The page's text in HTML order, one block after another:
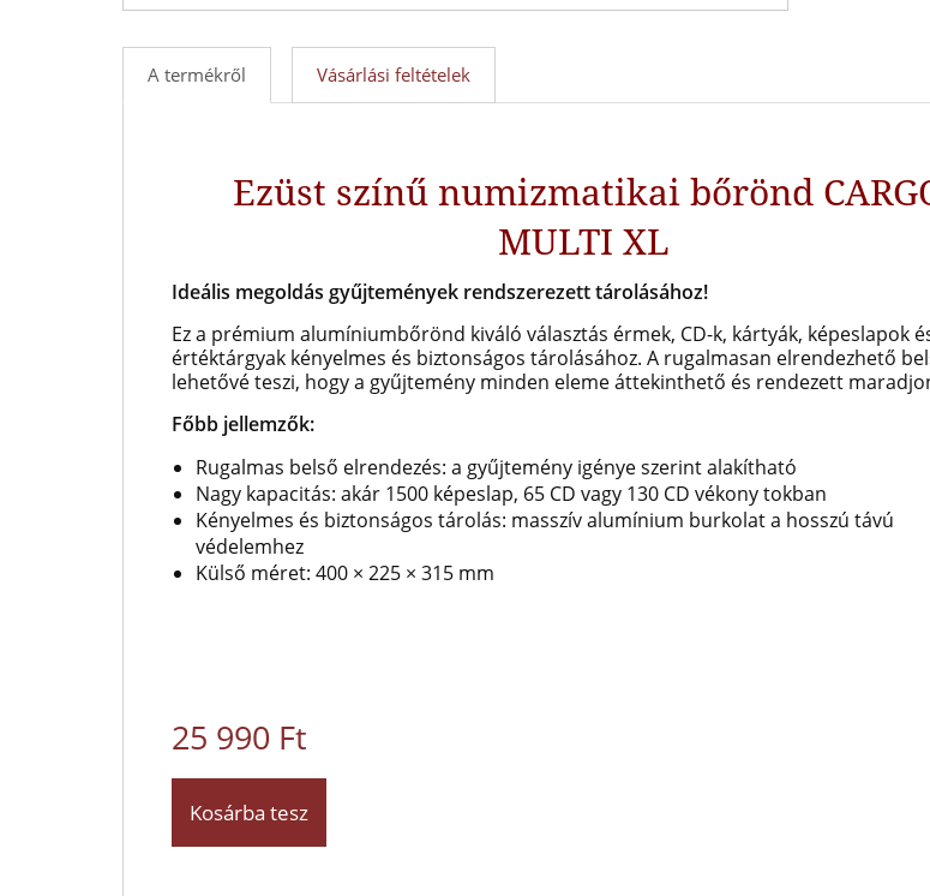
A termékről Vásárlási feltételek
Ezüst színű numizmatikai bőrönd
MULTI XL
Ideális megoldás gyűjtemények rendszerezett tárolásához!
Ez a prémium alumíniumbőrönd kiváló választás érmek, CD-k, kártyák, képeslapok
értéktárgyak kényelmes és biztonságos tárolásához. A rugalmasan elrendezhető
lehetővé teszi, hogy a gyűjtemény minden eleme áttekinthető és rendezett
Főbb jellemzők:
Rugalmas belső elrendezés: a gyűjtemény igénye szerint alakítható
Nagy kapacitás: akár 1500 képeslap, 65 CD vagy 130 CD vékony tokban
Kényelmes és biztonságos tárolás: masszív alumínium burkolat a hosszú távú
védelemhez
Külső méret: 400 × 225 × 315 mm
25 990 Ft
Kosárba tesz